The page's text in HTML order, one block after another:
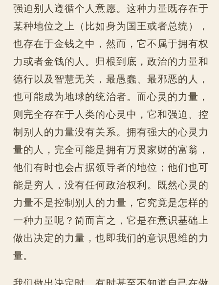
强迫别人遵循个人意愿。这种力量既存在于
某种地位之上（比如身为国王或者总统），
也存在于金钱之中，然而，它不属于拥有权
力或者金钱的人。归根到底，政治的力量和
德行以及智慧无关，最愚蠢、最邪恶的人，
也可能成为地球的统治者。而心灵的力量，
则完全存在于人类的心灵中，它和强迫、控
制别人的力量没有关系。拥有强大的心灵力
量的人，完全可能是拥有万贯家财的富翁，
他们有时也会占据领导者的地位；他们也可
能是穷人，没有任何政治权利。既然心灵的
力量不是控制别人的力量，它究竟是怎样的
一种力量呢？简而言之，它是在意识基础上
做出决定的力量，也即我们的意识思维的力
量。